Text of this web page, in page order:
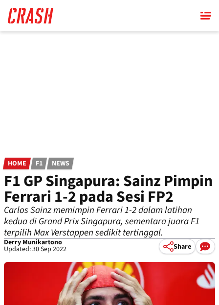
main
content
HOME F1 NEWS
F1 GP Singapura: Sainz Pimpin
Ferrari 1-2 pada Sesi FP2
Carlos Sainz memimpin Ferrari 1-2 dalam latihan
kedua di Grand Prix Singapura, sementara juara F1
terpilih Max Verstappen sedikit tertinggal.
Derry Munikartono
Updated: 30 Sep 2022 Share